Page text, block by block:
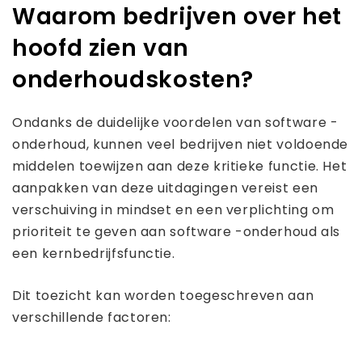
Waarom bedrijven over het
hoofd zien van
onderhoudskosten?
Ondanks de duidelijke voordelen van software -
onderhoud, kunnen veel bedrijven niet voldoende
middelen toewijzen aan deze kritieke functie. Het
aanpakken van deze uitdagingen vereist een
verschuiving in mindset en een verplichting om
prioriteit te geven aan software -onderhoud als
een kernbedrijfsfunctie.
Dit toezicht kan worden toegeschreven aan
verschillende factoren: